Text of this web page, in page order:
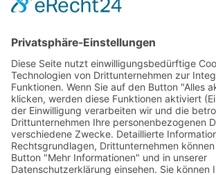
AWO Bundesverband
AWO Pflegeberatung
AWO Kulturhaus Babelsberg
Arbeit mit Behinderung
AWO Büro Kindermut
Kulturland Brandenburg
AWO Selbsthilfe
AWO eLearning
Kultur für JEDEN